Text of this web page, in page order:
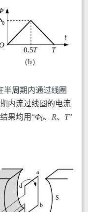
半周期内通过线圈
内流过线圈的电流
果均用“Φ0、 R、 T”